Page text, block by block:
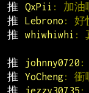
推
QxPii : 加油
推
Lebrono : 好
推
whiwhiwhi :
推
johnny0720 :
推
YoCheng: 衝
推
jezzy30735 :